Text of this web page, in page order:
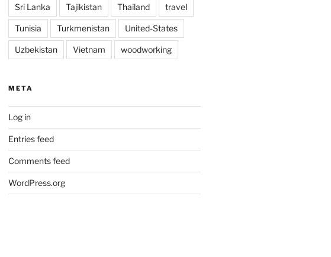
Sri Lanka Tajikistan Thailand travel
Tunisia Turkmenistan United-States
Uzbekistan Vietnam woodworking
META
Log in
Entries feed
Comments feed
WordPress.org